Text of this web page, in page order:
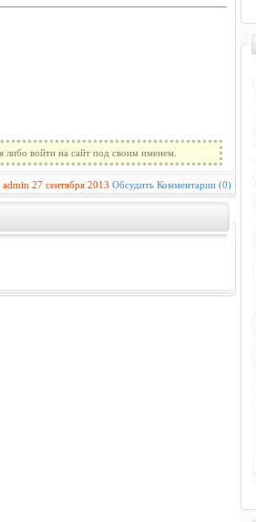
либо войти на сайт под своим именем.
admin 27 сентября 2013 Обсудить Комментарии (0)